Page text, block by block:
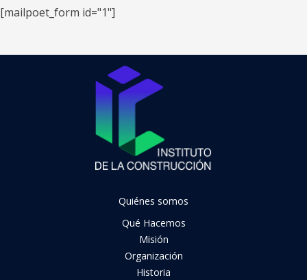
[mailpoet_form id="1"]
Quiénes somos
Qué Hacemos
Misión
Organización
Historia